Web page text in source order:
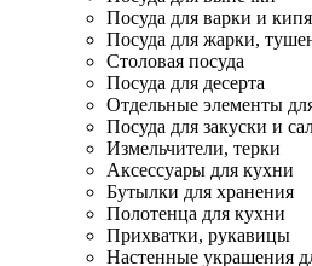
Посуда для варки и
Посуда для жарки,
Столовая посуда
Посуда для десерта
Отдельные элементы
Посуда для закуски и
Измельчители, терки
Аксессуары для кухни
Бутылки для хранения
Полотенца для кухни
Прихватки, рукавицы
Настенные украшения